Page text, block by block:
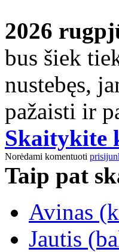
2026
bus šiek
nustebęs,
pažaisti ir
Skaitykite
Norėdami komentuoti
Taip pat
Avinas
Jautis